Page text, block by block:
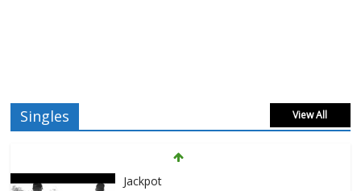
Singles View All
Βιολέτα Νταγκάλου